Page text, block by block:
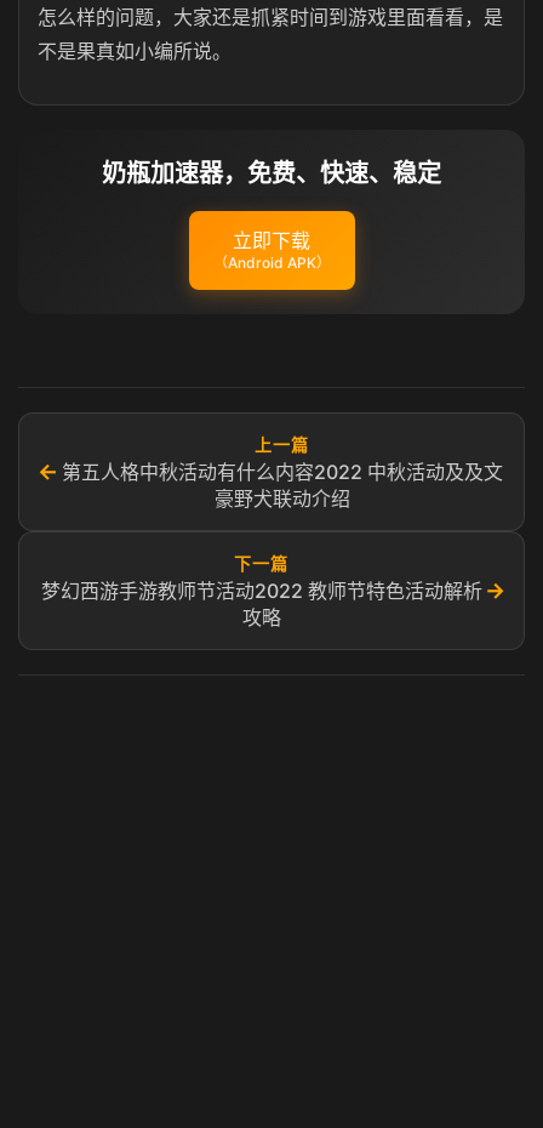
怎么样的问题，大家还是抓紧时间到游戏里面看看，是
不是果真如小编所说。
奶瓶加速器，免费、快速、稳定
立即下载
（Android APK）
←
上一篇
第五人格中秋活动有什么内容2022 中秋活动及及文
豪野犬联动介绍
下一篇
梦幻西游手游教师节活动2022 教师节特色活动解析
攻略
→